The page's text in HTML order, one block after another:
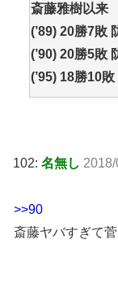
斎藤雅樹以来
(’89) 20勝7敗
(’90) 20勝5敗
(’95) 18勝10
102: 名無し
>>90
斎藤ヤバすぎて